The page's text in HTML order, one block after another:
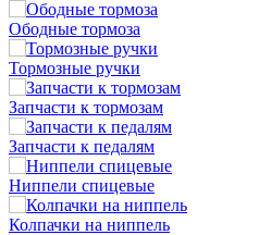
Ободные тормоза
Тормозные ручки
Запчасти к тормозам
Запчасти к педалям
Ниппели спицевые
Колпачки на ниппель